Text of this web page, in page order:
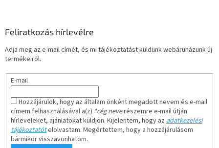
Feliratkozás hírlevélre
Adja meg az e-mail címét, és mi tájékoztatást küldünk webáruházunk új
termékeiről.
E-mail
Hozzájárulok, hogy az általam önként megadott nevem és e-mail
címem felhasználásával a(z) *cég neverészemre e-mail útján
hírleveleket, ajánlatokat küldjön. Kijelentem, hogy azadatkezelési
tájékoztatótelolvastam. Megértettem, hogy a hozzájárulásom
bármikor visszavonhatom.